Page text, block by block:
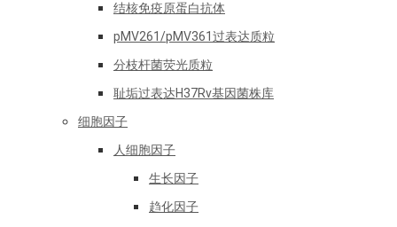
结核免疫原蛋白抗体
pMV261/pMV361过表达质粒
分枝杆菌荧光质粒
耻垢过表达H37Rv基因菌株库
细胞因子
人细胞因子
生长因子
趋化因子